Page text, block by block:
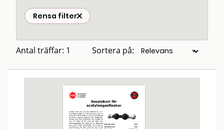
Rensa filter
Antal träffar: 1 Sortera på: